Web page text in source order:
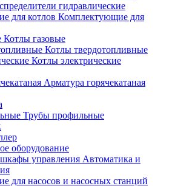
гидравлические
Комплектующие для
Котлы газовые
Котлы твердотопливные
Котлы электрические
Арматура горячекатаная
Трубы профильные
оборудование
Автоматика и